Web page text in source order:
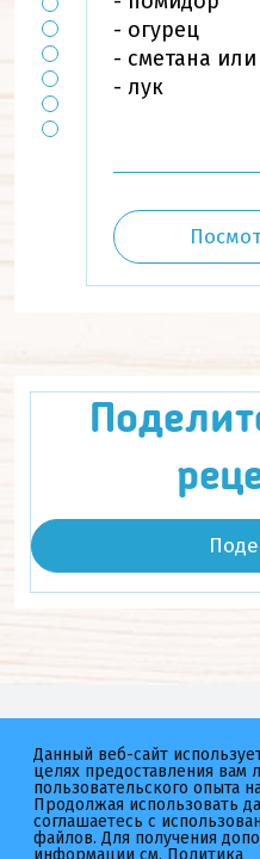
- огурец
- сметана
- лук
Котлетарь
Данный веб-сайт
целях предоставления вам
пользовательского опыта
Продолжая использовать
соглашаетесь с
файлов. Для получения
информации см. Политика